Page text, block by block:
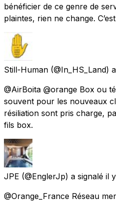
bénéficier de ce genre de
plaintes, rien ne change.
Still-Human (@In_HS_Land)
@AirBoita @orange Box ou
souvent pour les nouveaux
résiliation sont pris charge,
fils box.
JPE (@EnglerJp) a signalé il
@Orange_France Réseau